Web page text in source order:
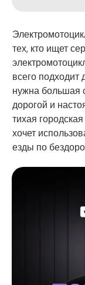
тех, кто ищет
всего подходит
нужна большая
дорогой и
тихая
хочет
езды по